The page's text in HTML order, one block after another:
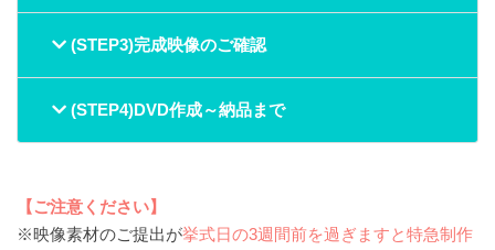
(STEP3)完成映像のご確認
(STEP4)DVD作成～納品まで
【ご注意ください】
※映像素材のご提出が挙式日の3週間前を過ぎますと特急制作